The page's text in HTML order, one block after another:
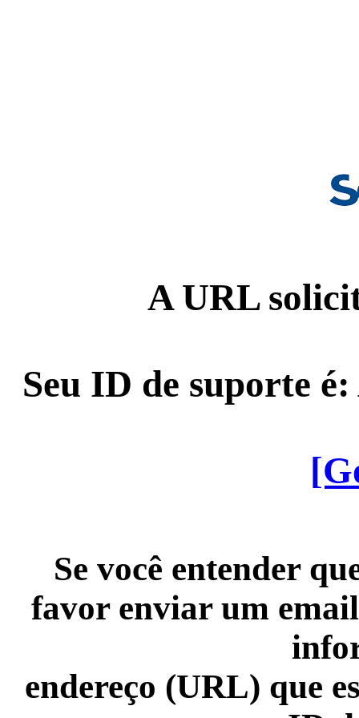
A URL
Seu ID de suporte
Se você entender
favor enviar um
endereço (URL) que